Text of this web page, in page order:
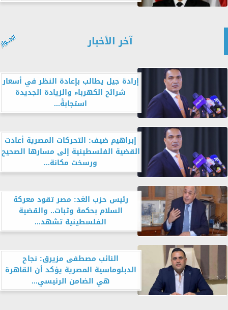
آخر الأخبار
إرادة جيل يطالب بإعادة النظر في أسعار
شرائح الكهرباء والزيادة الجديدة
استجابةً...
إبراهيم ضيف: التحركات المصرية أعادت
القضية الفلسطينية إلى مسارها الصحيح
ورسخت مكانة...
رئيس حزب الغد: مصر تقود معركة
السلام بحكمة وثبات.. والقضية
الفلسطينية تشهد...
النائب مصطفى مزيرق: نجاح
الدبلوماسية المصرية يؤكد أن القاهرة
هي الضامن الرئيسي...